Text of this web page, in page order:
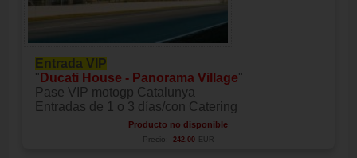
Entrada VIP
" Ducati House - Panorama Village"
Pase VIP motogp Catalunya
Entradas de 1 o 3 días/con Catering
Producto no disponible
Precio: 242.00 EUR